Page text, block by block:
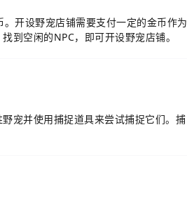
开设野宠店铺需要支付一定的金币作为
到空闲的NPC，即可开设野宠店铺。
宠并使用捕捉道具来尝试捕捉它们。捕